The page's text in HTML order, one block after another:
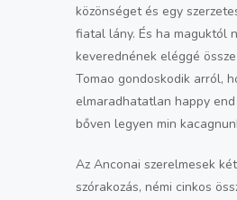
közönséget és egy
fiatal lány. És ha maguktól
keverednének eléggé
Tomao gondoskodik arról,
elmaradhatatlan happy
bőven legyen min
Az Anconai szerelmesek
szórakozás, némi cinkos